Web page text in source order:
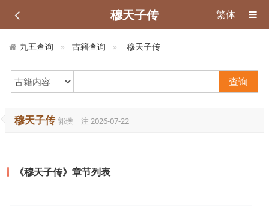
穆天子传 繁体
九五查询 古籍查询 穆天子传
查询
穆天子传郭璞 注 2026-07-22
《穆天子传》章节列表